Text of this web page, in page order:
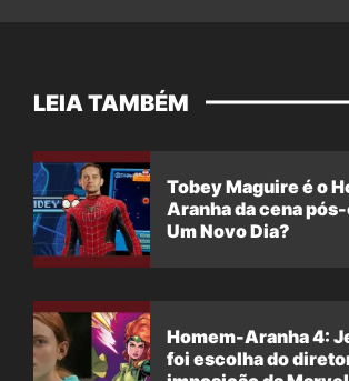
LEIA TAMBÉM
Tobey Maguire é o
Aranha da cena
Um Novo Dia?
Homem-Aranha 4:
foi escolha do